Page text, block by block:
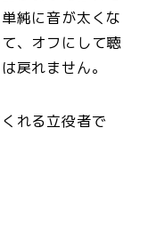
純に音が太くな
、オフにして聴
戻れません。
れる立役者で